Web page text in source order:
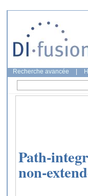
Recherche avancée
Path-
non-